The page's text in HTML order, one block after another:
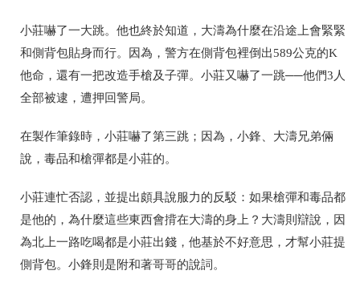
小莊嚇了一大跳。他也終於知道，大濤為什麼在沿途上會緊緊
和側背包貼身而行。因為，警方在側背包裡倒出589公克的K
他命，還有一把改造手槍及子彈。小莊又嚇了一跳──他們3人
全部被逮，遭押回警局。
在製作筆錄時，小莊嚇了第三跳；因為，小鋒、大濤兄弟倆
說，毒品和槍彈都是小莊的。
小莊連忙否認，並提出頗具說服力的反駁：如果槍彈和毒品都
是他的，為什麼這些東西會揹在大濤的身上？大濤則辯說，因
為北上一路吃喝都是小莊出錢，他基於不好意思，才幫小莊提
側背包。小鋒則是附和著哥哥的說詞。